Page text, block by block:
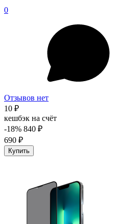
0
Отзывов нет
10 ₽
кешбэк на счёт
-18% 840 ₽
690 ₽
Купить